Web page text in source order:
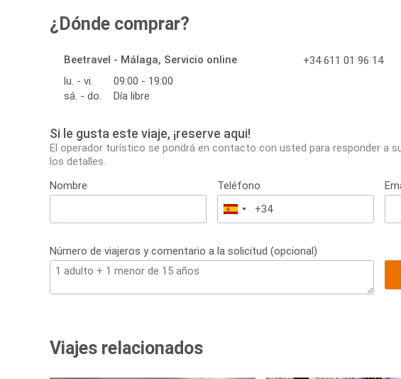
¿Dónde comprar?
Beetravel - Málaga, Servicio online
lu. - vi.
09:00 - 19:00
sá. - do.
Día libre
+34 611 01 96 14
Si le gusta este viaje, ¡reserve aqui!
El operador turístico se pondrá en contacto con usted para responder a
los detalles.
Nombre
Teléfono
España
+34
Número de viajeros y comentario a la solicitud (opcional)
Viajes relacionados